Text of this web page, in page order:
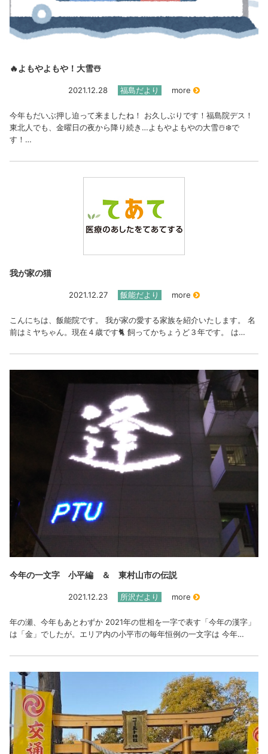
🔥よもやよもや！大雪☃️
2021.12.28 福島だより more
今年もだいぶ押し迫って来ましたね！ お久しぶりです！福島院デス！
東北人でも、金曜日の夜から降り続き…よもやよもやの大雪☃️❄️で
す！…
我が家の猫
2021.12.27 飯能だより more
こんにちは、飯能院です。 我が家の愛する家族を紹介いたします。 名
前はミヤちゃん。現在４歳です🐈 飼ってかちょうど３年です。 は…
今年の一文字 小平編 ＆ 東村山市の伝説
2021.12.23 所沢だより more
年の瀬、今年もあとわずか 2021年の世相を一字で表す「今年の漢字」
は「金」でしたが。エリア内の小平市の毎年恒例の一文字は 今年…